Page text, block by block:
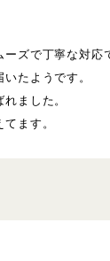
ズで丁寧な対応
たようです。
ました。
ます。